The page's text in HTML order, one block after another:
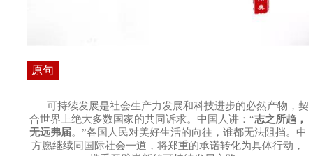
原句
可持续发展是社会生产力发展和科技进步的必然产物，契
合世界上绝大多数国家的共同诉求。中国人讲：“志之所趋，
无远弗届。”各国人民对美好生活的向往，谁都无法阻挡。中
方愿继续同国际社会一道，将郑重的承诺转化为具体行动，